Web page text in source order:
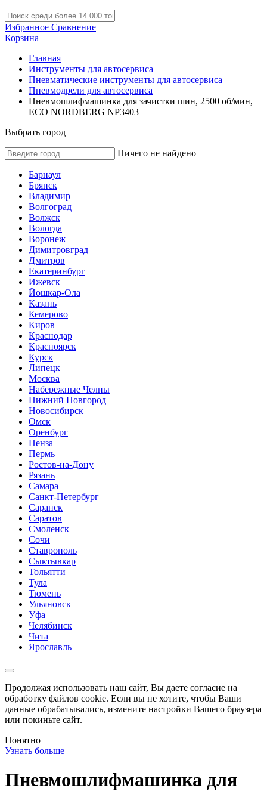
Избранное Сравнение
Корзина
Главная
Инструменты для автосервиса
Пневматические инструменты для автосервиса
Пневмодрели для автосервиса
Пневмошлифмашинка для зачистки шин, 2500 об/мин,
ECO NORDBERG NP3403
Выбрать город
Ничего не найдено
Барнаул
Брянск
Владимир
Волгоград
Волжск
Вологда
Воронеж
Димитровград
Дмитров
Екатеринбург
Ижевск
Йошкар-Ола
Казань
Кемерово
Киров
Краснодар
Красноярск
Курск
Липецк
Москва
Набережные Челны
Нижний Новгород
Новосибирск
Омск
Оренбург
Пенза
Пермь
Ростов-на-Дону
Рязань
Самара
Санкт-Петербург
Саранск
Саратов
Смоленск
Сочи
Ставрополь
Сыктывкар
Тольятти
Тула
Тюмень
Ульяновск
Уфа
Челябинск
Чита
Ярославль
Продолжая использовать наш сайт, Вы даете согласие на
обработку файлов cookie. Если вы не хотите, чтобы Ваши
данные обрабатывались, измените настройки Вашего браузера
или покиньте сайт.
Понятно
Узнать больше
Пневмошлифмашинка для